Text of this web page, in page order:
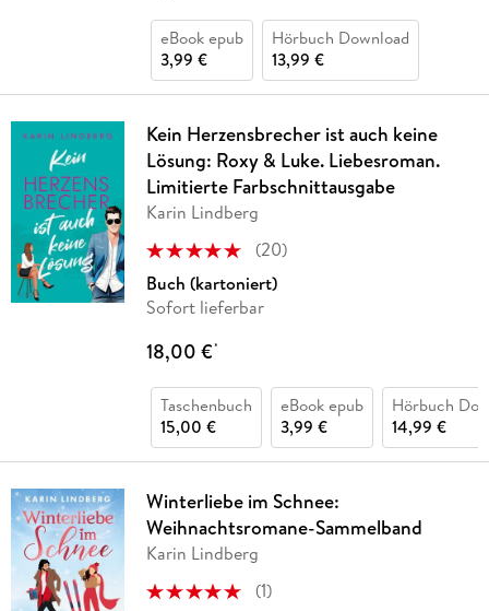
eBook epub
3,99 €
Hörbuch Download
13,99 €
Kein Herzensbrecher ist auch keine
Lösung: Roxy & Luke. Liebesroman.
Limitierte Farbschnittausgabe
Karin Lindberg
(20)
Buch (kartoniert)
Sofort lieferbar
18,00 €*
Taschenbuch
15,00 €
eBook epub
3,99 €
Hörbuch
14,99 €
Winterliebe im Schnee:
Weihnachtsromane-Sammelband
Karin Lindberg
(1)